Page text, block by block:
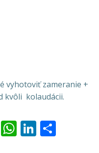
vyhotoviť zameranie +
kvôli kolaudácii.
Messenger
WhatsApp
LinkedIn